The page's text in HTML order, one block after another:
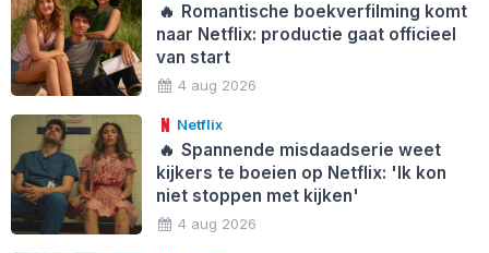
🔥 Romantische boekverfilming komt
naar Netflix: productie gaat officieel
van start
4 aug 2026
Netflix
🔥 Spannende misdaadserie weet
kijkers te boeien op Netflix: 'Ik kon
niet stoppen met kijken'
4 aug 2026